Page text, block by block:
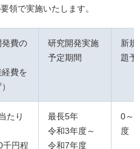
領で実施いたします。
費の
経費を
研究開発実施
予定期間
新規
題予
たり
千円程
最長5年
令和3年度～
令和7年度
0～
度